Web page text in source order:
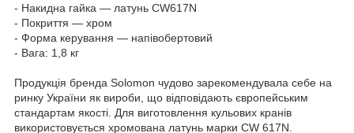
- Накидна гайка — латунь CW617N
- Покриття — хром
- Форма керування — напівобертовий
- Вага: 1,8 кг
Продукція бренда Solomon чудово зарекомендувала себе на
ринку України як вироби, що відповідають європейським
стандартам якості. Для виготовлення кульових кранів
використовується хромована латунь марки CW 617N.